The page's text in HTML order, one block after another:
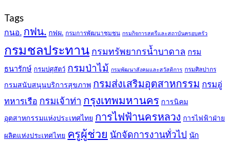
Tags
กนอ. กฟน. กฟผ. กรมการพัฒนาชุมชน กรมกิจการสตรีและสถาบันครอบครัว
กรมชลประทาน กรมทรัพยากรน้ำบาดาล กรม
ธนารักษ์ กรมปศุสัตว์ กรมป่าไม้ กรมพัฒนาสังคมและสวัสดิการ กรมศิลปากร
กรมสนับสนุนบริการสุขภาพ กรมส่งเสริมอุตสาหกรรม กรมอู่
ทหารเรือ กรมเจ้าท่า กรุงเทพมหานคร การนิคม
อุตสาหกรรมแห่งประเทศไทย การไฟฟ้านครหลวง การไฟฟ้าฝ่าย
ผลิตแห่งประเทศไทย ครูผู้ช่วย นักจัดการงานทั่วไป นัก